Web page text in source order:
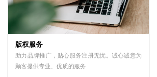
版权服务
助力品牌推广，贴心服务注册无忧。诚心诚意为
顾客提供专业、优质的服务